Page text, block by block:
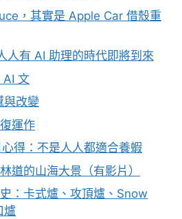
，其實是 Apple Car 借殼重
人有 AI 助理的時代即將到來
AI 文
改變
運作
得：不是人人都適合養蝦
道的山海大景（有影片）
：卡式爐、攻頂爐、Snow
爐